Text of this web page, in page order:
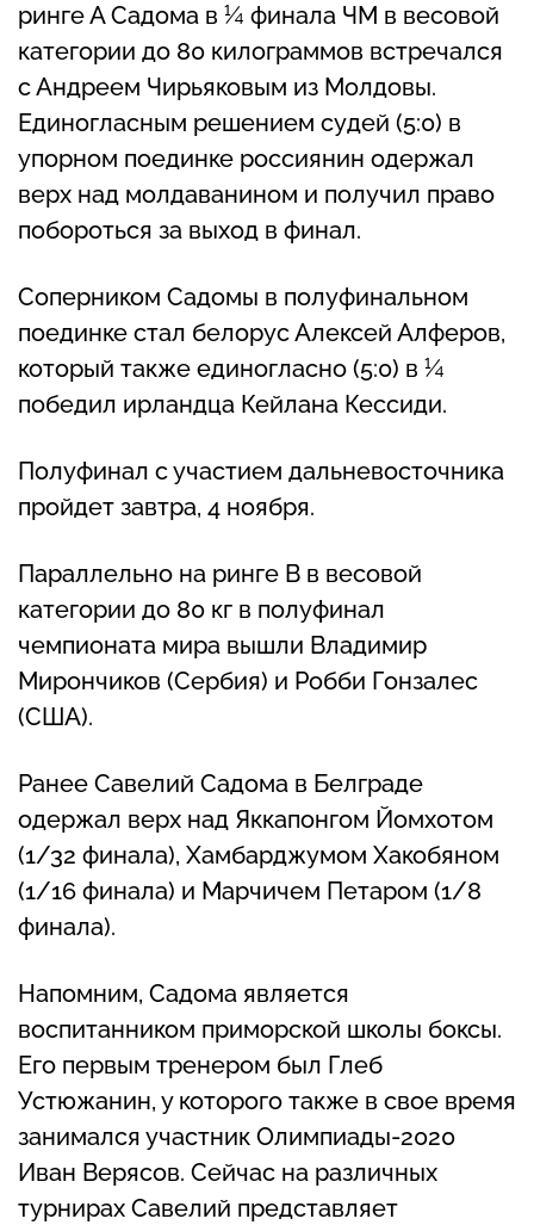
ринге А Садома в ¼ финала ЧМ в весовой
категории до 80 килограммов встречался
с Андреем Чирьяковым из Молдовы.
Единогласным решением судей (5:0) в
упорном поединке россиянин одержал
верх над молдаванином и получил право
побороться за выход в финал.
Соперником Садомы в полуфинальном
поединке стал белорус Алексей Алферов,
который также единогласно (5:0) в ¼
победил ирландца Кейлана Кессиди.
Полуфинал с участием дальневосточника
пройдет завтра, 4 ноября.
Параллельно на ринге B в весовой
категории до 80 кг в полуфинал
чемпионата мира вышли Владимир
Мирончиков (Сербия) и Робби Гонзалес
(США).
Ранее Савелий Садома в Белграде
одержал верх над Яккапонгом Йомхотом
(1/32 финала), Хамбарджумом Хакобяном
(1/16 финала) и Марчичем Петаром (1/8
финала).
Напомним, Садома является
воспитанником приморской школы боксы.
Его первым тренером был Глеб
Устюжанин, у которого также в свое время
занимался участник Олимпиады-2020
Иван Верясов. Сейчас на различных
турнирах Савелий представляет